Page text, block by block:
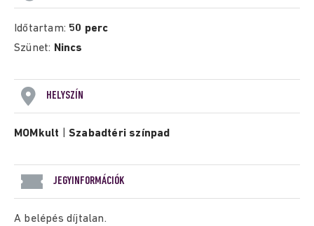
Időtartam: 50 perc
Szünet: Nincs
HELYSZÍN
MOMkult |Szabadtéri színpad
JEGYINFORMÁCIÓK
A belépés díjtalan.